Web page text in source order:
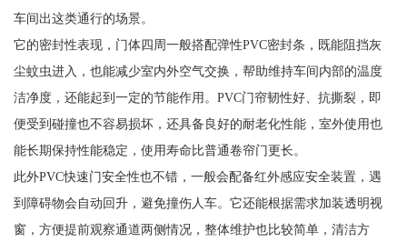
车间出这类通行的场景。
它的密封性表现，门体四周一般搭配弹性PVC密封条，既能阻挡灰
尘蚊虫进入，也能减少室内外空气交换，帮助维持车间内部的温度
洁净度，还能起到一定的节能作用。PVC门帘韧性好、抗撕裂，即
便受到碰撞也不容易损坏，还具备良好的耐老化性能，室外使用也
能长期保持性能稳定，使用寿命比普通卷帘门更长。
此外PVC快速门安全性也不错，一般会配备红外感应安全装置，遇
到障碍物会自动回升，避免撞伤人车。它还能根据需求加装透明视
窗，方便提前观察通道两侧情况，整体维护也比较简单，清洁方